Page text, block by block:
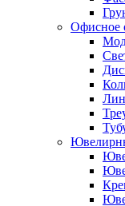
Офисное